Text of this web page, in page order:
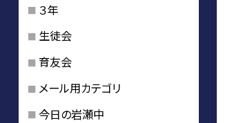
３年
生徒会
育友会
メール用カテゴリ
今日の岩瀬中